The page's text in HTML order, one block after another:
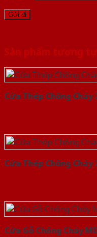
Sản phẩm tương tự
Cửa Thép Chống Cháy
Cửa Thép Chống Cháy
Cửa Gỗ Chống Cháy